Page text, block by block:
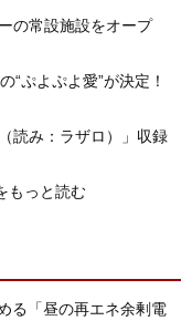
の常設施設をオープ
ぷよぷよ愛”が決定！
読み：ラザロ）」収録
もっと読む
る「昼の再エネ余剰電